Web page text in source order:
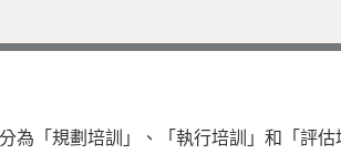
為「規劃培訓」、「執行培訓」和「評估